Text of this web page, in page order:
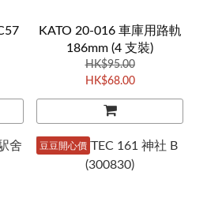
KATO 20-016 車庫用路軌
186mm (4 支裝)
HK$95.00
HK$68.00
豆豆開心價